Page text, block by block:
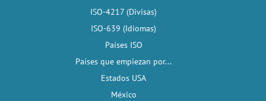
ISO-4217 (Divisas)
ISO-639 (Idiomas)
Países ISO
Países que empiezan por...
Estados USA
México